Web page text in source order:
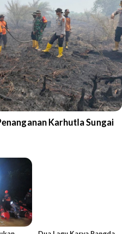
Karhutla Sungai